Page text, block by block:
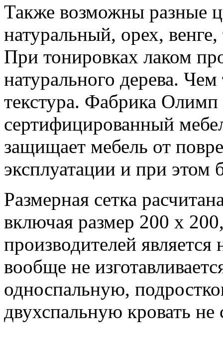
Также возможны разные
натуральный, орех,
При тонировках лаком
натурального дерева.
текстура. Фабрика Олимп
сертифицированный
защищает мебель от
эксплуатации и при этом
Размерная сетка
включая размер 200 х
производителей
вообще не
односпальную,
двухспальную кровать не